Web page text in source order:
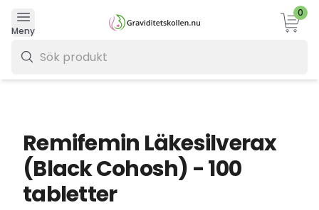
Meny
0
Remifemin Läkesilverax
(Black Cohosh) - 100
tabletter